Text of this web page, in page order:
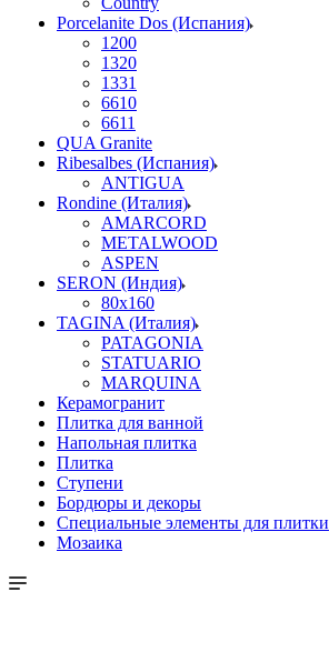
Porcelanite Dos (Испания)
1200
1320
1331
6610
6611
QUA Granite
Ribesalbes (Испания)
ANTIGUA
Rondine (Италия)
AMARCORD
METALWOOD
ASPEN
SERON (Индия)
80x160
TAGINA (Италия)
PATAGONIA
STATUARIO
MARQUINA
Керамогранит
Плитка для ванной
Напольная плитка
Плитка
Ступени
Бордюры и декоры
Специальные элементы для плитки
Мозаика